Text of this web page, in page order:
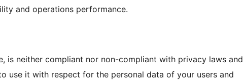
and operations performance.
is neither compliant nor non-compliant with privacy laws and
use it with respect for the personal data of your users and